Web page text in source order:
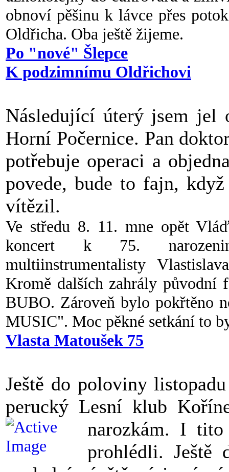
obnoví pěšinu k lávce přes
Oldřicha. Oba ještě žijeme.
Po "nové" Šlepce
K podzimnímu Oldřichovi
Následující úterý jsem jel
Horní Počernice. Pan
potřebuje operaci a
povede, bude to fajn,
vítězil.
Ve středu 8. 11. mne opět
koncert k 75.
multiinstrumentalisty
Kromě dalších zahrály původní
BUBO. Zároveň bylo pokřtěno
MUSIC". Moc pěkné setkání to
Vlasta Matoušek 75
Ještě do poloviny
perucký Lesní klub
narozkám. I tito
prohlédli. Ještě